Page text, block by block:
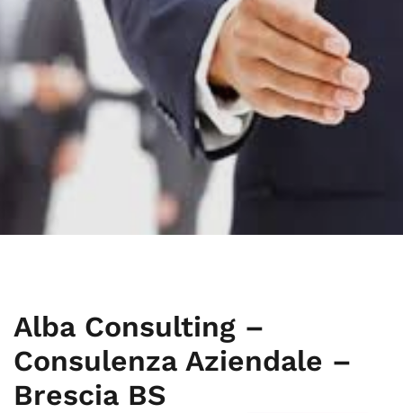
Alba Consulting –
Consulenza Aziendale –
Brescia BS